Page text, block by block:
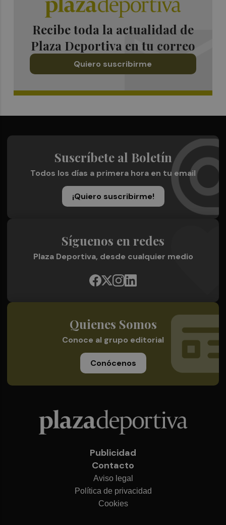
Recibe toda la actualidad de
Plaza Deportiva en tu correo
Quiero suscribirme
Suscríbete al Boletín
Todos los días a primera hora en tu email
¡Quiero suscribirme!
Síguenos en redes
Plaza Deportiva, desde cualquier medio
Quienes Somos
Conoce al grupo editorial
Conócenos
Publicidad
Contacto
Aviso legal
Política de privacidad
Cookies